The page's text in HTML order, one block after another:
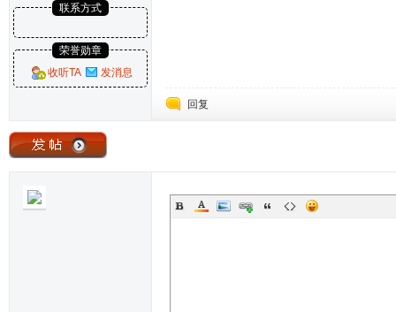
联系方式
荣誉勋章
收听TA
发消息
回复